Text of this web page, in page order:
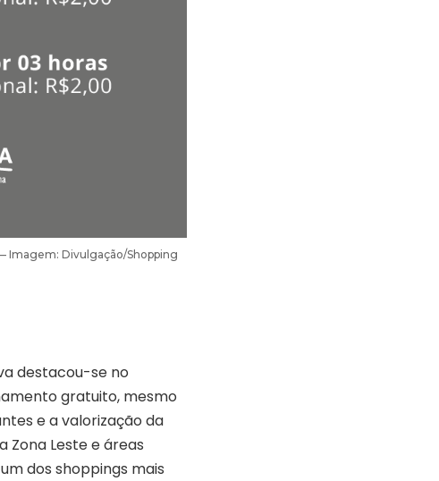
Imagem: Divulgação/Shopping
destacou-se no
gratuito, mesmo
e a valorização da
Zona Leste e áreas
dos shoppings mais